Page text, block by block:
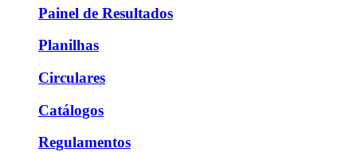
Painel de Resultados
Planilhas
Circulares
Catálogos
Regulamentos